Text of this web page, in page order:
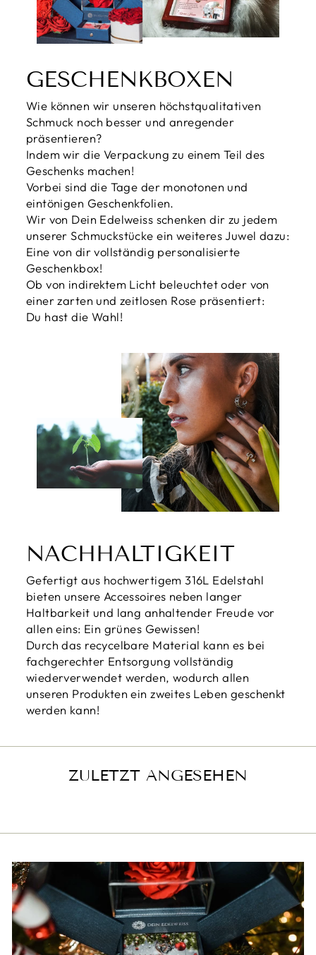
GESCHENKBOXEN
Wie können wir unseren höchstqualitativen
Schmuck noch besser und anregender
präsentieren?
Indem wir die Verpackung zu einem Teil des
Geschenks machen!
Vorbei sind die Tage der monotonen und
eintönigen Geschenkfolien.
Wir von Dein Edelweiss schenken dir zu jedem
unserer Schmuckstücke ein weiteres Juwel dazu:
Eine von dir vollständig personalisierte
Geschenkbox!
Ob von indirektem Licht beleuchtet oder von
einer zarten und zeitlosen Rose präsentiert:
Du hast die Wahl!
NACHHALTIGKEIT
Gefertigt aus hochwertigem 316L Edelstahl
bieten unsere Accessoires neben langer
Haltbarkeit und lang anhaltender Freude vor
allen eins: Ein grünes Gewissen!
Durch das recycelbare Material kann es bei
fachgerechter Entsorgung vollständig
wiederverwendet werden, wodurch allen
unseren Produkten ein zweites Leben geschenkt
werden kann!
ZULETZT ANGESEHEN